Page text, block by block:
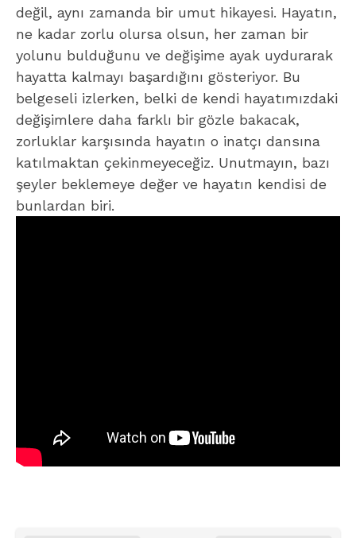
değil, aynı zamanda bir umut hikayesi. Hayatın,
ne kadar zorlu olursa olsun, her zaman bir
yolunu bulduğunu ve değişime ayak uydurarak
hayatta kalmayı başardığını gösteriyor. Bu
belgeseli izlerken, belki de kendi hayatımızdaki
değişimlere daha farklı bir gözle bakacak,
zorluklar karşısında hayatın o inatçı dansına
katılmaktan çekinmeyeceğiz. Unutmayın, bazı
şeyler beklemeye değer ve hayatın kendisi de
bunlardan biri.